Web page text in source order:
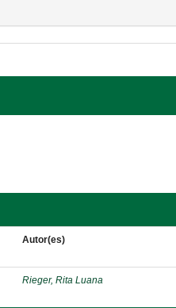
Autor(es)
Rieger, Rita Luana